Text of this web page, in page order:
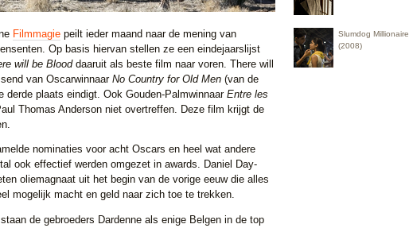
Filmmagie peilt ieder maand naar de mening van
Op basis hiervan stellen ze een eindejaarslijst
will be Blooddaaruit als beste film naar voren. There will
van Oscarwinnaar No Country for Old Men (van de
derde plaats eindigt. Ook Gouden-Palmwinnaar Entre les
Thomas Anderson niet overtreffen. Deze film krijgt de
nominaties voor acht Oscars en heel wat andere
ook effectief werden omgezet in awards. Daniel Day-
oliemagnaat uit het begin van de vorige eeuw die alles
mogelijk macht en geld naar zich toe te trekken.
staan de gebroeders Dardenne als enige Belgen in de top
Slumdog Millionaire
(2008)